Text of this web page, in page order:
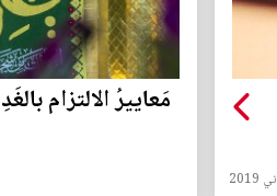
مَعاييرُ الالتزام